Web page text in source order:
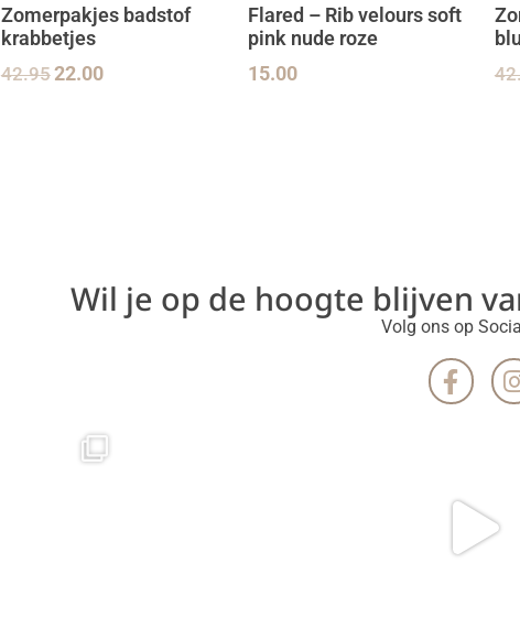
Zomerpakjes badstof
krabbetjes
42.9522.00
Flared – Rib velours soft
pink nude roze
15.00
Wil je op de hoogte blijven
Volg ons op